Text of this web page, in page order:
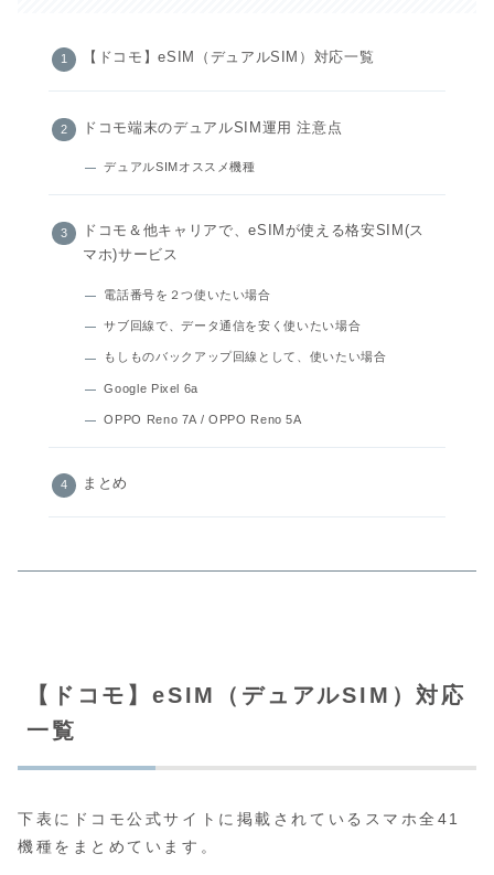
【ドコモ】eSIM（デュアルSIM）対応一覧
ドコモ端末のデュアルSIM運用 注意点
デュアルSIMオススメ機種
ドコモ＆他キャリアで、eSIMが使える格安SIM(ス
マホ)サービス
電話番号を２つ使いたい場合
サブ回線で、データ通信を安く使いたい場合
もしものバックアップ回線として、使いたい場合
Google Pixel 6a
OPPO Reno 7A / OPPO Reno 5A
まとめ
【ドコモ】eSIM（デュアルSIM）対応
一覧
下表にドコモ公式サイトに掲載されているスマホ全41
機種をまとめています。